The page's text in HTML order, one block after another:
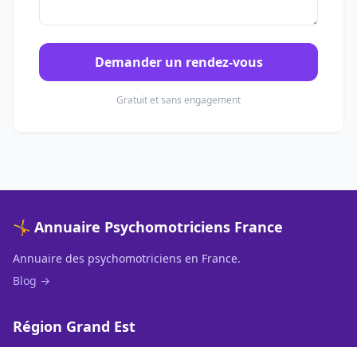
Demander un rendez-vous
Gratuit et sans engagement
🤸 Annuaire Psychomotriciens France
Annuaire des psychomotriciens en France.
Blog →
Région Grand Est